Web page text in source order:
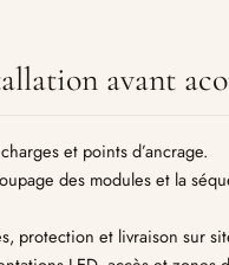
avant
et points d’ancrage.
des modules et la
protection et livraison sur